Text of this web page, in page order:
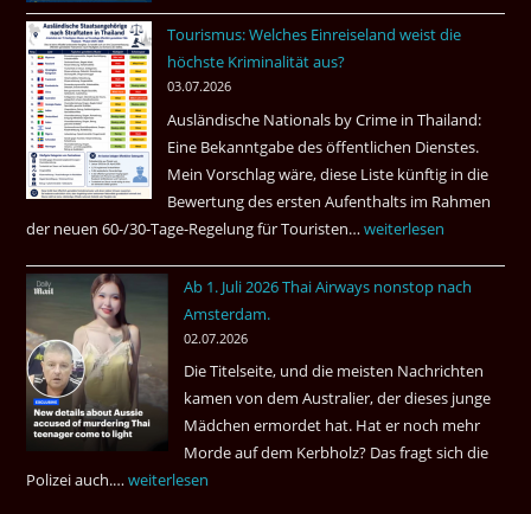
das
Gebiet
Tourismus: Welches Einreiseland weist die
höchste Kriminalität aus?
03.07.2026
Ausländische Nationals by Crime in Thailand:
Eine Bekanntgabe des öffentlichen Dienstes.
Mein Vorschlag wäre, diese Liste künftig in die
Bewertung des ersten Aufenthalts im Rahmen
der neuen 60-/30-Tage-Regelung für Touristen…Tourismus:
Einreiseland
höchste
Kriminalität
aus?
weiterlesen
Ab 1. Juli 2026 Thai Airways nonstop nach
Amsterdam.
02.07.2026
Die Titelseite, und die meisten Nachrichten
kamen von dem Australier, der dieses junge
Mädchen ermordet hat. Hat er noch mehr
Morde auf dem Kerbholz? Das fragt sich die
Polizei auch.…Ab
weiterlesen